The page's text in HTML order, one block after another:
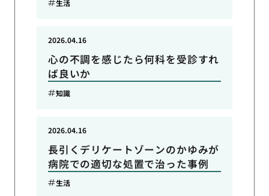
生活
心の不調を感じたら何科を受診すれ
ば良いか
2026.04.16
知識
長引くデリケートゾーンのかゆみが
病院での適切な処置で治った事例
2026.04.16
生活